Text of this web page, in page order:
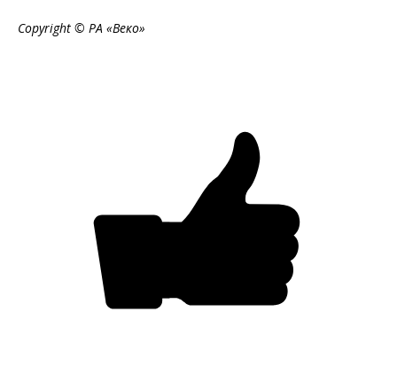
Copyright © РА «Веко»